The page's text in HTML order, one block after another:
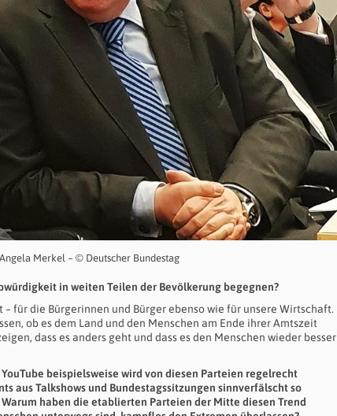
Merkel – © Deutscher Bundestag
in weiten Teilen der Bevölkerung begegnen?
für die Bürgerinnen und Bürger ebenso wie für unsere Wirtschaft.
ob es dem Land und den Menschen am Ende ihrer Amtszeit
dass es anders geht und dass es den Menschen wieder besser
beispielsweise wird von diesen Parteien regelrecht
aus Talkshows und Bundestagssitzungen sinnverfälscht so
haben die etablierten Parteien der Mitte diesen Trend